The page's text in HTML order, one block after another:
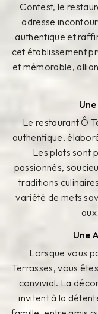
Contest, le
adresse
authentique et
cet établissement
et mémorable,
Le restaurant Ô
authentique,
Les plats sont
passionnés,
traditions
variété de mets
Une
Lorsque vous
Terrasses, vous
convivial. La
invitent à la